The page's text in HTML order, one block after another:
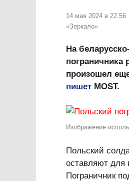
14 мая 2024 в 22.56
«Зеркало»
На
произошел
пишет MOST.
Изображение
Польский
оставляют для
Пограничник